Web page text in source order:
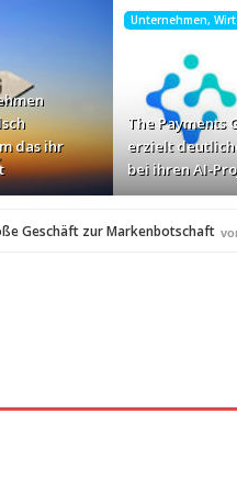
das ihr
Unternehmen,
The Payments
erzielt
bei ihren AI-
Geschäft zur Markenbotschaft